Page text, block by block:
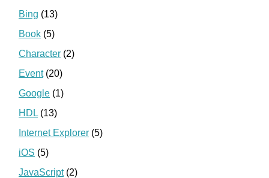
Bing (13)
Book (5)
Character (2)
Event(20)
Google (1)
HDL (13)
Internet Explorer (5)
iOS (5)
JavaScript(2)